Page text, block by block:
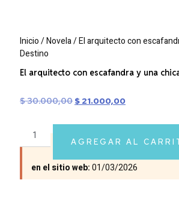
Inicio/Novela/ El arquitecto con
Destino
El arquitecto con escafandra y una
$30.000,00 $ 21.000,00
AGREGAR AL
en el sitio web:01/03/2026